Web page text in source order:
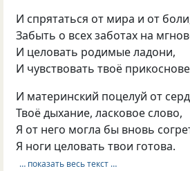
И спрятаться от мира и от
Забыть о всех заботах на
И целовать родимые ладони,
И чувствовать твоё
И материнский поцелуй от
Твоё дыхание, ласковое слово,
Я от него могла бы вновь
Я ноги целовать твои готова.
… показать весь текст …